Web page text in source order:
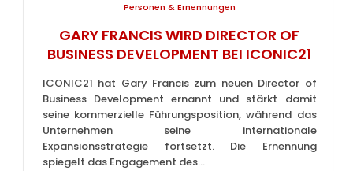
Personen & Ernennungen
GARY FRANCIS WIRD DIRECTOR OF
BUSINESS DEVELOPMENT BEI ICONIC21
ICONIC21 hat Gary Francis zum neuen Director of
Business Development ernannt und stärkt damit
seine kommerzielle Führungsposition, während das
Unternehmen seine internationale
Expansionsstrategie fortsetzt. Die Ernennung
spiegelt das Engagement des...